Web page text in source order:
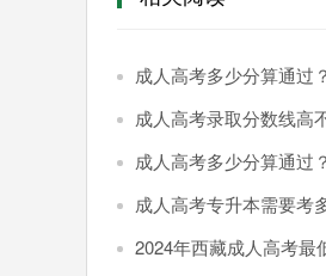
成人高考多少分算通过
成人高考录取分数线高
成人高考多少分算通过？
成人高考专升本需要考
2024年西藏成人高考最